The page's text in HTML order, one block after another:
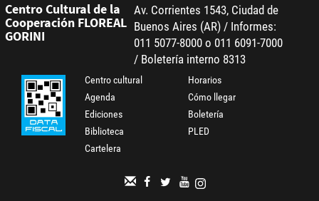
Centro Cultural de la
Cooperación FLOREAL
GORINI
Av. Corrientes 1543, Ciudad de
Buenos Aires (AR) / Informes:
011 5077-8000 o 011 6091-7000
/ Boletería interno 8313
Centro cultural
Agenda
Ediciones
Biblioteca
Cartelera
Horarios
Cómo llegar
Boletería
PLED